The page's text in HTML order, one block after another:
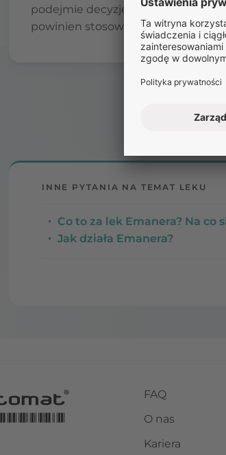
podejmie decyzję, czy Emanera
powinien stosować Emanera,
INNE PYTANIA NA TEMAT LEKU
Co to za lek Emanera? Na co
Jak działa Emanera?
FAQ
O nas
Kariera